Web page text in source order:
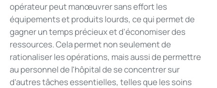
opérateur peut manœuvrer sans effort les
équipements et produits lourds, ce qui permet de
gagner un temps précieux et d'économiser des
ressources. Cela permet non seulement de
rationaliser les opérations, mais aussi de permettre
au personnel de l'hôpital de se concentrer sur
d'autres tâches essentielles, telles que les soins